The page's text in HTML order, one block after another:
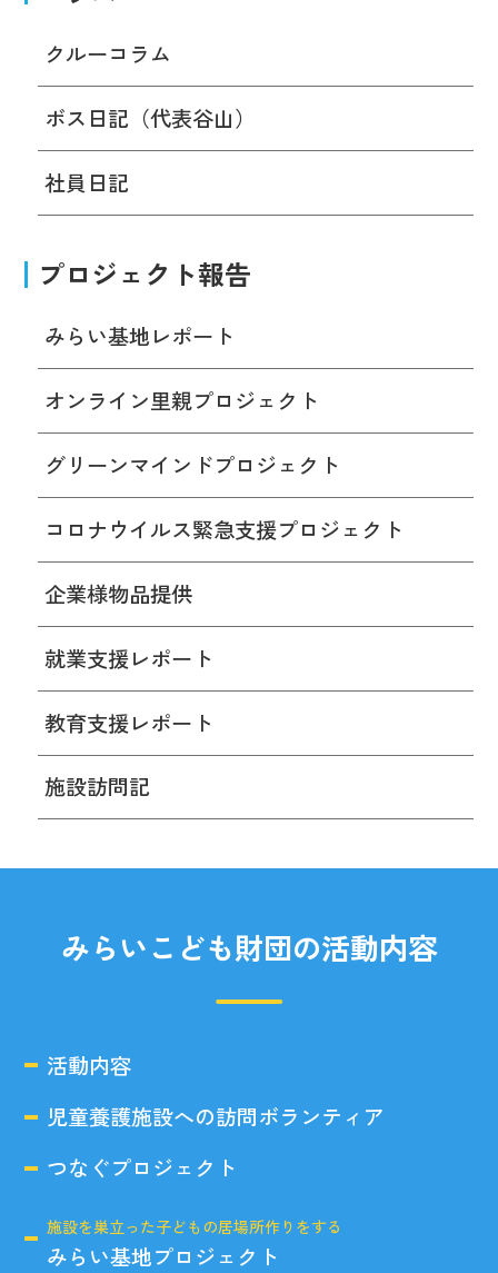
クルーコラム
ボス日記（代表谷山）
社員日記
プロジェクト報告
みらい基地レポート
オンライン里親プロジェクト
グリーンマインドプロジェクト
コロナウイルス緊急支援プロジェクト
企業様物品提供
就業支援レポート
教育支援レポート
施設訪問記
みらいこども財団の活動内容
活動内容
児童養護施設への訪問ボランティア
つなぐプロジェクト
施設を巣立った子どもの居場所作りをする
みらい基地プロジェクト